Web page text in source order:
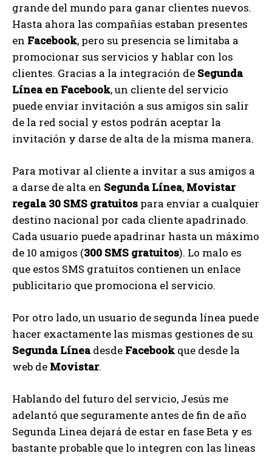
grande del mundo para ganar clientes nuevos.
Hasta ahora las compañías estaban presentes
en Facebook, pero su presencia se limitaba a
promocionar sus servicios y hablar con los
clientes. Gracias a la integración de Segunda
Línea en Facebook, un cliente del servicio
puede enviar invitación a sus amigos sin salir
de la red social y estos podrán aceptar la
invitación y darse de alta de la misma manera.
Para motivar al cliente a invitar a sus amigos a
a darse de alta en Segunda Línea, Movistar
regala 30 SMS gratuitos para enviar a cualquier
destino nacional por cada cliente apadrinado.
Cada usuario puede apadrinar hasta un máximo
de 10 amigos (300 SMS gratuitos). Lo malo es
que estos SMS gratuitos contienen un enlace
publicitario que promociona el servicio.
Por otro lado, un usuario de segunda línea puede
hacer exactamente las mismas gestiones de su
Segunda Líneadesde Facebook que desde la
web de Movistar.
Hablando del futuro del servicio, Jesús me
adelantó que seguramente antes de fin de año
Segunda Linea dejará de estar en fase Beta y es
bastante probable que lo integren con las lineas